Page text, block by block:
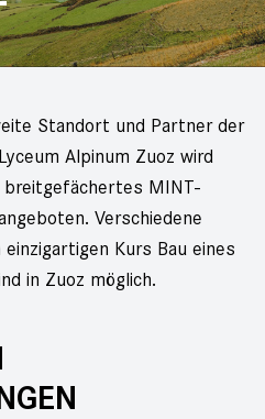
Standort und Partner der
Alpinum Zuoz wird
breitgefächertes MINT-
Verschiedene
Kurs Bau eines
in Zuoz möglich.